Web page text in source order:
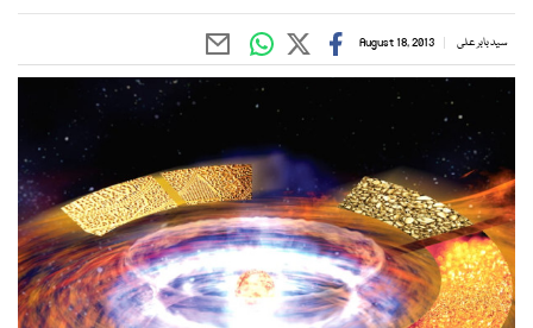
سید بابر علی August 18, 2013